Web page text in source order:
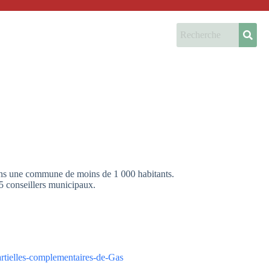
une commune de moins de 1 000 habitants.
conseillers municipaux.
complementaires-de-Gas